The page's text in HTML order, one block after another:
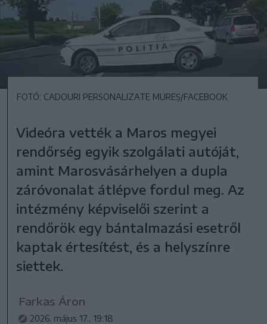
FOTÓ: CADOURI PERSONALIZATE MUREȘ/FACEBOOK
Videóra vették a Maros megyei
rendőrség egyik szolgálati autóját,
amint Marosvásárhelyen a dupla
záróvonalat átlépve fordul meg. Az
intézmény képviselői szerint a
rendőrök egy bántalmazási esetről
kaptak értesítést, és a helyszínre
siettek.
Farkas Áron
2026. május 17., 19:18